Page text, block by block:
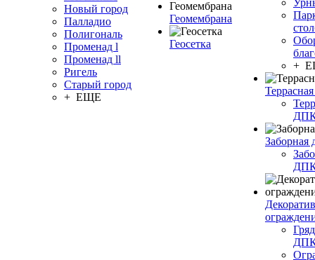
Новый город
Палладио
Полигональ
Променад l
Променад ll
Ригель
Старый город
+ ЕЩЕ
Геомембрана
Геосетка
+
Заборная